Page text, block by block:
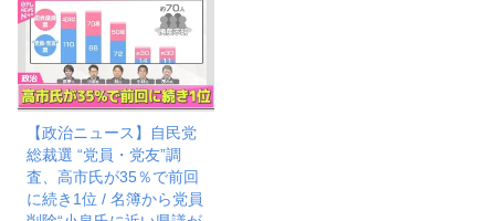
【政治ニュース】自民党
総裁選 “党員・党友”調
査、高市氏が35％で前回
に続き1位 / 名簿から党員